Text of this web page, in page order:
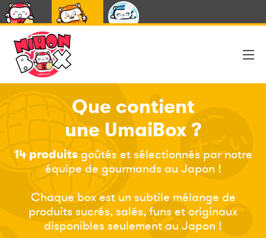
NihonBox UmaiBox
Que contient
une UmaiBox ?
14 produitsgoûtés et sélectionnés par notre
équipe de gourmands au Japon !
Chaque box est un subtile mélange de
produits sucrés, salés, funs et originaux
disponibles seulement au Japon !